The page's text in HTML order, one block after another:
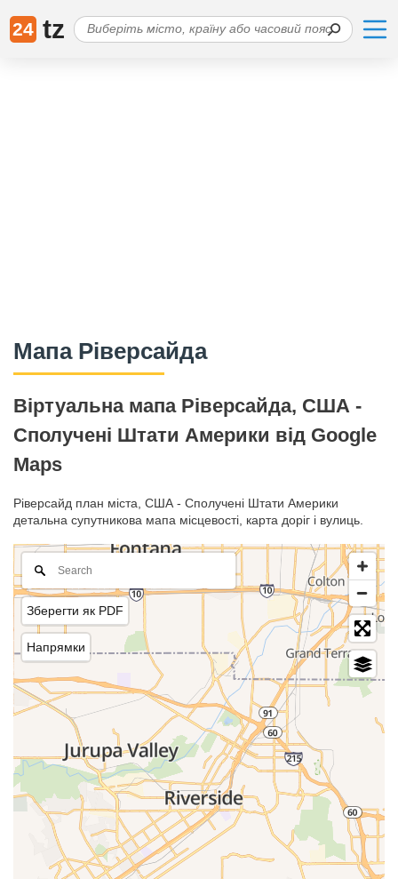
24 tz
Мапа Ріверсайда
Віртуальна мапа Ріверсайда, США -
Сполучені Штати Америки від Google
Maps
Ріверсайд план міста, США - Сполучені Штати Америки
детальна супутникова мапа місцевості, карта доріг і вулиць.
Зберегти як PDF
Напрямки